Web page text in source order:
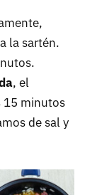
la sartén.
, el
15 minutos
de sal y